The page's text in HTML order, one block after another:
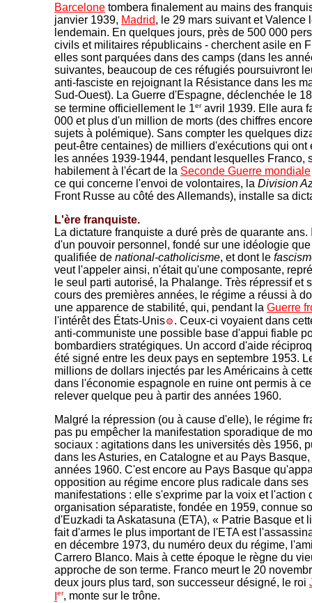
Barcelone tombera finalement au mains des
janvier 1939, Madrid, le 29 mars suivant et Valence
lendemain. En quelques jours, près de 500 000
civils et militaires républicains - cherchent asile en
elles sont parquées dans des camps (dans les
suivantes, beaucoup de ces réfugiés poursuivront
anti-fasciste en rejoignant la Résistance dans les
Sud-Ouest). La Guerre d'Espagne, déclenchée le
se termine officiellement le 1eravril 1939. Elle aura
000 et plus d'un million de morts (des chiffres
sujets à polémique). Sans compter les quelques
peut-être centaines) de milliers d'exécutions qui ont
les années 1939-1944, pendant lesquelles Franco,
habilement à l'écart de la Seconde Guerre mondiale
ce qui concerne l'envoi de volontaires, la Division
Front Russe au côté des Allemands), installe sa
L'ère franquiste.
La dictature franquiste a duré près de quarante ans.
d'un pouvoir personnel, fondé sur une idéologie
qualifiée de national-catholicisme, et dont le
veut l'appeler ainsi, n'était qu'une composante,
le seul parti autorisé, la Phalange. Très répressif et
cours des premières années, le régime a réussi à
une apparence de stabilité, qui, pendant la Guerre
l'intérêt des États-Unis
. Ceux-ci voyaient dans
anti-communiste une possible base d'appui fiable
bombardiers stratégiques. Un accord d'aide
été signé entre les deux pays en septembre 1953.
millions de dollars injectés par les Américains à
dans l'économie espagnole en ruine ont permis à
relever quelque peu à partir des années 1960.
Malgré la répression (ou à cause d'elle), le régime
pas pu empêcher la manifestation sporadique de
sociaux : agitations dans les universités dès 1956,
dans les Asturies, en Catalogne et au Pays
années 1960. C'est encore au Pays Basque
opposition au régime encore plus radicale dans ses
manifestations : elle s'exprime par la voix et l'action
organisation séparatiste, fondée en 1959, connue
d'Euzkadi ta Askatasuna (ETA), « Patrie Basque et
fait d'armes le plus important de l'ETA est
en décembre 1973, du numéro deux du régime,
Carrero Blanco. Mais à cette époque le règne du
approche de son terme. Franco meurt le 20
deux jours plus tard, son successeur désigné, le roi
er, monte sur le trône.